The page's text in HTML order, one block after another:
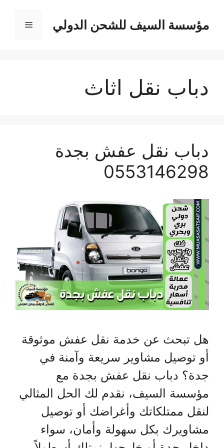
المحتوىمؤسسة السيف للشحن الدولي القائمة
دباب نقل اثاث
دباب نقل عفش بجدة
0553146298
هل تبحث عن خدمة نقل عفش موثوقة
أو توصيل مشاوير سريعة وآمنة في
جدة؟ دباب نقل عفش بجدة مع
مؤسسة السيف، نقدم لك الحل المثالي
لنقل ممتلكاتك وأغراضك أو توصيل
مشاويرك بكل سهولة وأمان، سواء